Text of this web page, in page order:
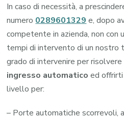
In caso di necessità, a
numero 0289601329 e, dopo
competente in azienda, non con
tempi di intervento di un nostro
grado di intervenire per
ingresso automatico ed
livello per:
– Porte automatiche scorrevoli,